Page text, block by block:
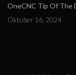
OneCNC Tip Of The
Oktober 16, 2024